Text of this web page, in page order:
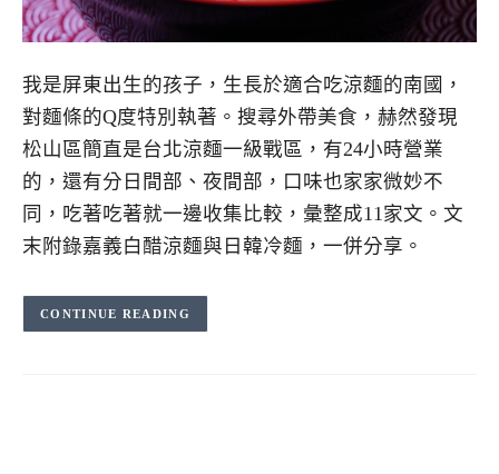
我是屏東出生的孩子，生長於適合吃涼麵的南國，
對麵條的Q度特別執著。搜尋外帶美食，赫然發現
松山區簡直是台北涼麵一級戰區，有24小時營業
的，還有分日間部、夜間部，口味也家家微妙不
同，吃著吃著就一邊收集比較，彙整成11家文。文
末附錄嘉義白醋涼麵與日韓冷麵，一併分享。
CONTINUE READING